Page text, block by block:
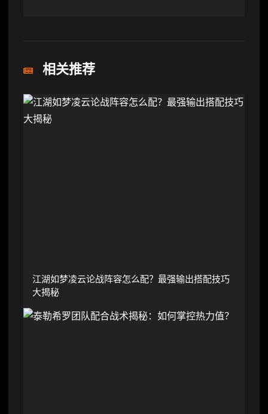
相关推荐
江湖如梦凌云论战阵容怎么配？最强输出搭配技巧
大揭秘